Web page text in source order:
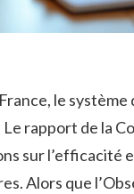
le
rapport de la
sur l’efficacité
Alors que